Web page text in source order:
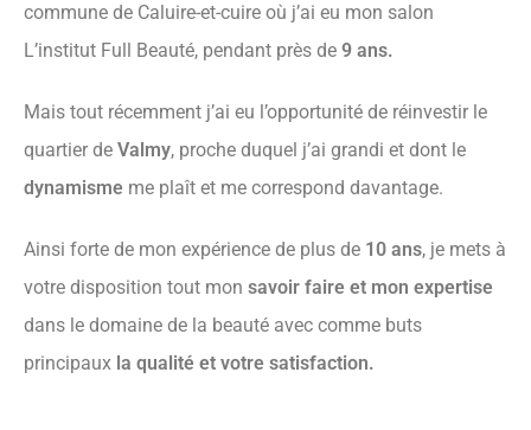
commune de Caluire-et-cuire où j’ai eu mon salon
L’institut Full Beauté, pendant près de 9 ans.
Mais tout récemment j’ai eu l’opportunité de réinvestir le
quartier de Valmy, proche duquel j’ai grandi et dont le
dynamisme me plaît et me correspond davantage.
Ainsi forte de mon expérience de plus de 10 ans, je mets à
votre disposition tout mon savoir faire et mon expertise
dans le domaine de la beauté avec comme buts
principaux la qualité et votre satisfaction.